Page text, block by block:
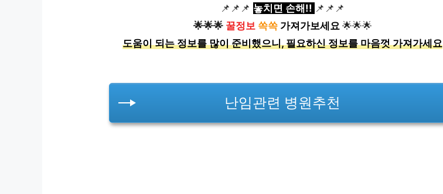
📌📌📌 놓치면 손해!! 📌📌📌
🌟🌟🌟 꿀정보 쏙쏙 가져가보세요 🌟🌟🌟
도움이 되는 정보를 많이 준비했으니, 필요하신 정보를 마음껏 가져가세요
난임관련 병원추천